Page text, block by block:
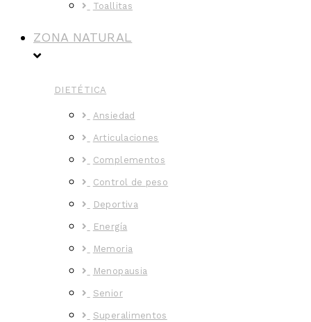
Toallitas
ZONA NATURAL
DIETÉTICA
Ansiedad
Articulaciones
Complementos
Control de peso
Deportiva
Energía
Memoria
Menopausia
Senior
Superalimentos